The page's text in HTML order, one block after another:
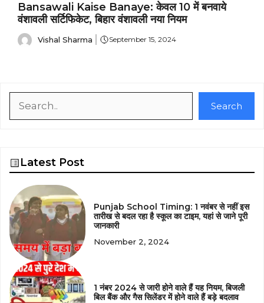
Bansawali Kaise Banaye: केवल ₹10 में बनवाये
वंशावली सर्टिफिकेट, बिहार वंशावली नया नियम
Vishal Sharma September 15, 2024
Search
Latest Post
Punjab School Timing: 1 नवंबर से नहीं इस
तारीख से बदल रहा है स्कूल का टाइम, यहां से जाने पूरी
जानकारी
November 2, 2024
1 नंबर 2024 से जारी होने वाले हैं यह नियम, बिजली
बिल बैंक और गैस सिलेंडर में होने वाले हैं बड़े बदलाव